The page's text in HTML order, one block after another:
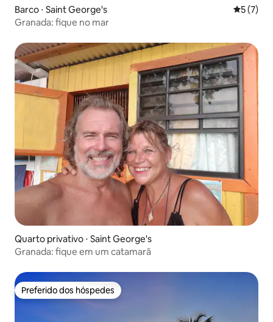
Barco ⋅ Saint George's 5 de
5 (7)
Granada: fique no mar
Quarto privativo ⋅ Saint George's
Granada: fique em um catamarã
Preferido dos hóspedes
Preferido dos hóspedes